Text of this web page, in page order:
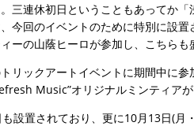
三連休初日ということもあってか
今回のイベントのために特別に設
ーの山蔭ヒーロが参加し、こちらも
リックアートイベントに期間中に
Music”オリジナルミンティアが
設置されており、更に10月13日(